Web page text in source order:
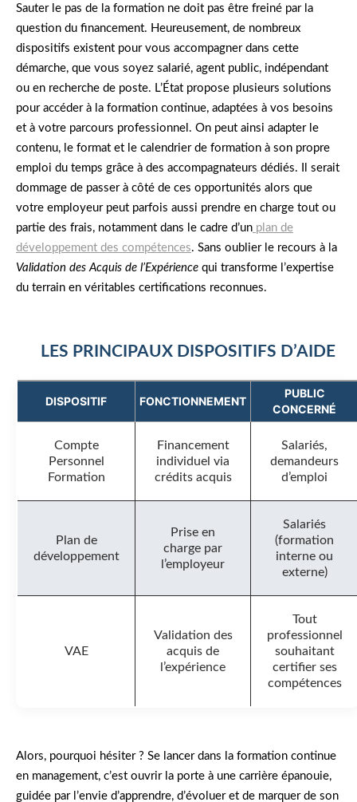
Sauter le pas de la formation ne doit pas être freiné par la
question du financement. Heureusement, de nombreux
dispositifs existent pour vous accompagner dans cette
démarche, que vous soyez salarié, agent public, indépendant
ou en recherche de poste. L’État propose plusieurs solutions
pour accéder à la formation continue, adaptées à vos besoins
et à votre parcours professionnel. On peut ainsi adapter le
contenu, le format et le calendrier de formation à son propre
emploi du temps grâce à des accompagnateurs dédiés. Il serait
dommage de passer à côté de ces opportunités alors que
votre employeur peut parfois aussi prendre en charge tout ou
partie des frais, notamment dans le cadre d’un plan de
développement des compétences. Sans oublier le recours à la
Validation des Acquis de l’Expérience qui transforme l’expertise
du terrain en véritables certifications reconnues.
LES PRINCIPAUX DISPOSITIFS D’AIDE
DISPOSITIF FONCTIONNEMENT
PUBLIC
CONCERNÉ
Compte
Personnel
Formation
Financement
individuel via
crédits acquis
Salariés,
demandeurs
d’emploi
Plan de
développement
Prise en
charge par
l’employeur
Salariés
(formation
interne ou
externe)
VAE
Validation des
acquis de
l’expérience
Tout
professionnel
souhaitant
certifier ses
compétences
Alors, pourquoi hésiter ? Se lancer dans la formation continue
en management, c’est ouvrir la porte à une carrière épanouie,
guidée par l’envie d’apprendre, d’évoluer et de marquer de son